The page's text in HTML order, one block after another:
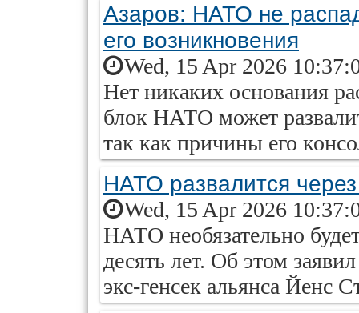
Азаров: НАТО не
его возникновения
Wed, 15 Apr 2026
Нет никаких основания
блок НАТО может
так как причины его
НАТО развалится
Wed, 15 Apr 2026
НАТО необязательно
десять лет. Об этом
экс-генсек альянса Йенс